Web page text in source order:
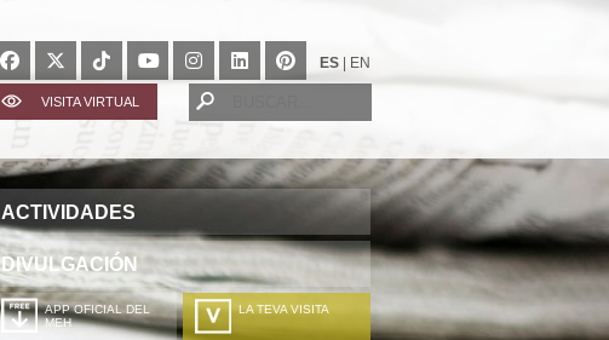
ES EN
VISITA VIRTUAL
ACTIVIDADES
DIVULGACIÓN
APP OFICIAL DEL
MEH
LA TEVA VISITA